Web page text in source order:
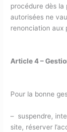
procédure dès la
autorisées ne
renonciation aux
Article 4 –
Pour la bonne
– suspendre,
site, réserver